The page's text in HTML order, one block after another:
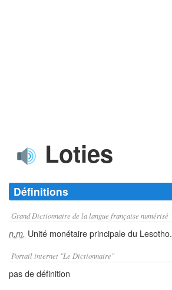
Loties
Définitions
Grand Dictionnaire de la langue française numérisé
n.m. Unité monétaire principale du Lesotho.
Portail internet "Le Dictionnaire"
pas de définition